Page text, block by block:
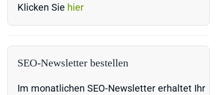
Klicken Sie hier
SEO-Newsletter bestellen
Im monatlichen SEO-Newsletter erhaltet Ihr